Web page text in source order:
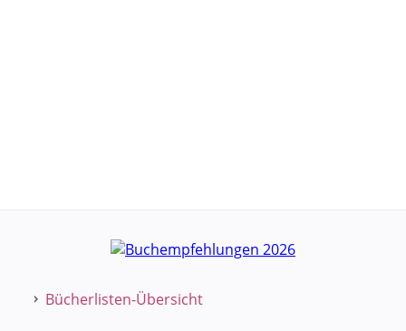
Bücherlisten-Übersicht